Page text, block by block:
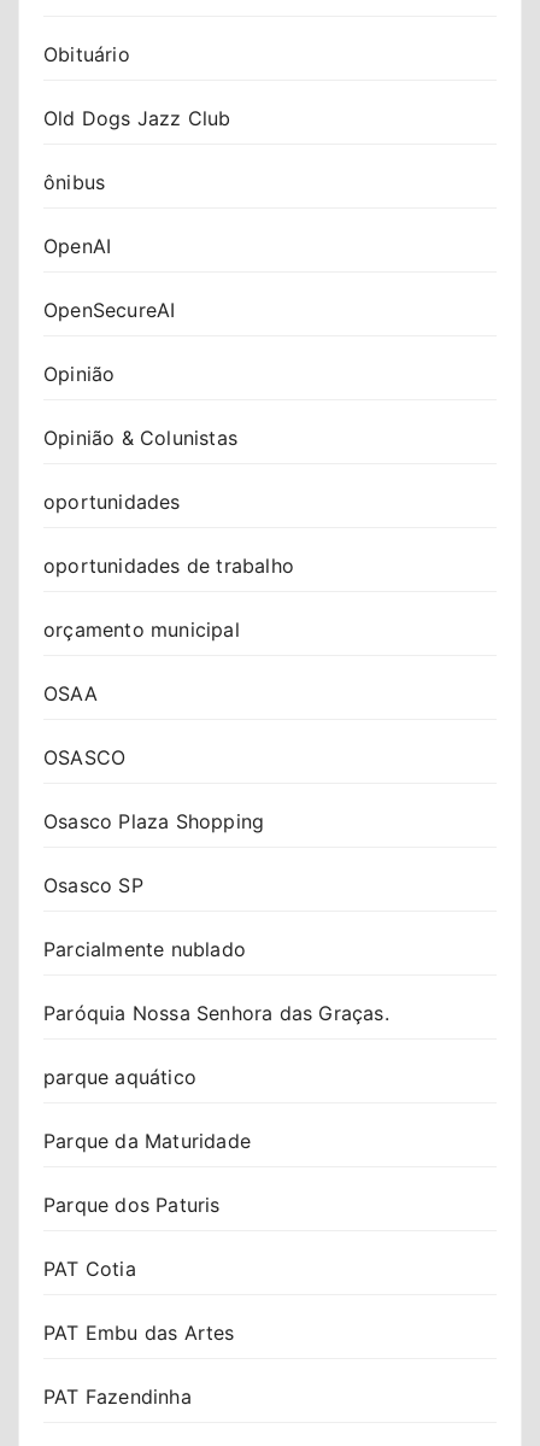
Obituário
Old Dogs Jazz Club
ônibus
OpenAI
OpenSecureAI
Opinião
Opinião & Colunistas
oportunidades
oportunidades de trabalho
orçamento municipal
OSAA
OSASCO
Osasco Plaza Shopping
Osasco SP
Parcialmente nublado
Paróquia Nossa Senhora das Graças.
parque aquático
Parque da Maturidade
Parque dos Paturis
PAT Cotia
PAT Embu das Artes
PAT Fazendinha